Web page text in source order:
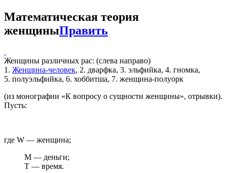
Математическая теория
женщиныПравить
Женщины различных рас: (слева направо)
1. Женщина-человек, 2. дварфка, 3. эльфийка, 4. гномка,
5. полуэльфийка, 6. хоббитша, 7. женщина-полуорк
(из монографии «К вопросу о сущности женщины», отрывки).
Пусть:
где W — женщина;
M — деньги;
T — время.